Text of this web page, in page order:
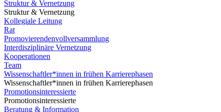
Struktur & Vernetzung
Struktur & Vernetzung
Kollegiale Leitung
Rat
Promovierendenvollversammlung
Interdisziplinäre Vernetzung
Kooperationen
Team
Wissenschaftler*innen in frühen Karrierephasen
Wissenschaftler*innen in frühen Karrierephasen
Promotionsinteressierte
Promotionsinteressierte
Beratung & Information